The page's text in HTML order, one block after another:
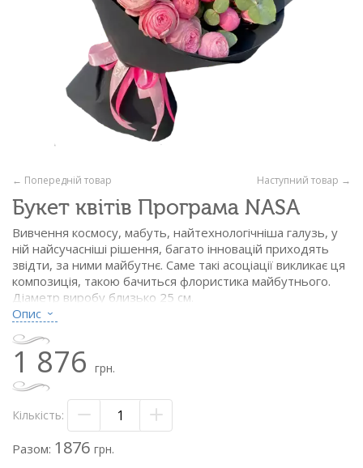
Наступний товар →
← Попередній товар
Букет квітів Програма NASA
Вивчення космосу, мабуть, найтехнологічніша галузь, у
ній найсучасніші рішення, багато інновацій приходять
звідти, за ними майбутнє. Саме такі асоціації викликає ця
композиція, такою бачиться флористика майбутнього.
Діаметр виробу близько 25 см.
- кущові піоновид. троянда рожева - 5 гіл.
- евкаліпт - 1/4 пак.
- флористичний папір чорний
- стрічка атласна
Теги: #півоноподібні троянди#троянди в чорному
папері#рози з евкаліптом#букет півоновидних
троянд#Сільва Пінк#
Опис
1 876 грн.
Кількість:
Разом: 1876 грн.